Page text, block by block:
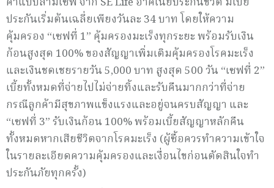
ประกันเริ่มต้นเฉลี่ยเพียงวันละ 34 บาท โดยให้ความ
คุ้มครอง “เซฟที่ 1” คุ้มครองมะเร็งทุกระยะ พร้อมรับเงิน
ก้อนสูงสุด 100% ของสัญญาเพิ่มเติมคุ้มครองโรคมะเร็ง
และเงินชดเชยรายวัน 5,000 บาท สูงสุด 500 วัน “เซฟที่ 2”
เบี้ยทั้งหมดที่จ่ายไปไม่จ่ายทิ้งและรับคืนมากกว่าที่จ่าย
กรณีลูกค้ามีสุขภาพแข็งแรงและอยู่จนครบสัญญา และ
“เซฟที่ 3” รับเงินก้อน 100% พร้อมเบี้ยสัญญาหลักคืน
ทั้งหมดหากเสียชีวิตจากโรคมะเร็ง (ผู้ซื้อควรทำความเข้าใจ
ในรายละเอียดความคุ้มครองและเงื่อนไขก่อนตัดสินใจทำ
ประกันภัยทุกครั้ง)